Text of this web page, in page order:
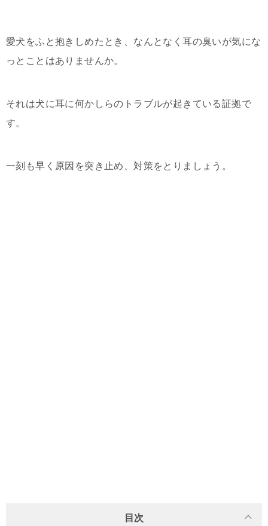
愛犬をふと抱きしめたとき、なんとなく耳の臭いが気にな
っとことはありませんか。
それは犬に耳に何かしらのトラブルが起きている証拠で
す。
一刻も早く原因を突き止め、対策をとりましょう。
目次